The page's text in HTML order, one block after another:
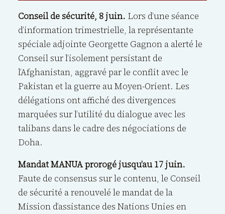
Conseil de sécurité, 8 juin. Lors d’une séance
d’information trimestrielle, la représentante
spéciale adjointe Georgette Gagnon a alerté le
Conseil sur l’isolement persistant de
l’Afghanistan, aggravé par le conflit avec le
Pakistan et la guerre au Moyen-Orient. Les
délégations ont affiché des divergences
marquées sur l’utilité du dialogue avec les
talibans dans le cadre des négociations de
Doha.
Mandat MANUA prorogé jusqu’au 17 juin.
Faute de consensus sur le contenu, le Conseil
de sécurité a renouvelé le mandat de la
Mission d’assistance des Nations Unies en